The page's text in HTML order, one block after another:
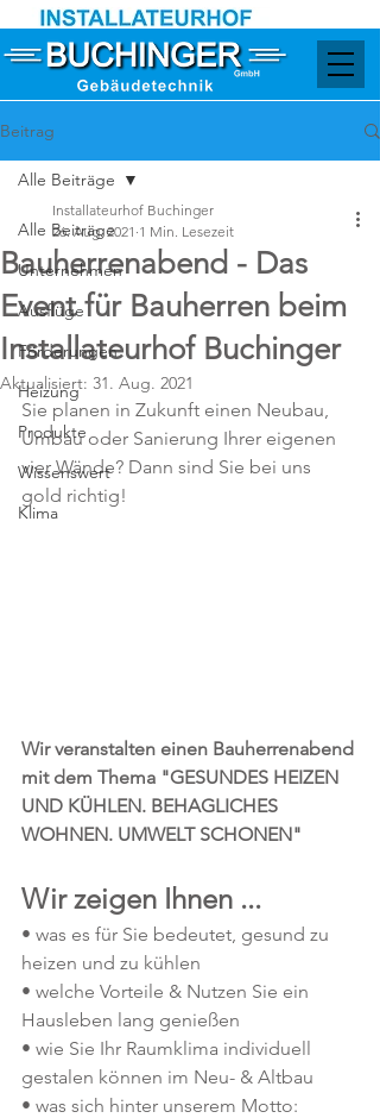
Beitrag
Alle Beiträge
Unternehmen
Ausflüge
Förderungen
Heizung
Produkte
Wissenswert
Klima
Alle Beiträge
Bauherrenabend - Das
Event für Bauherren beim
Installateurhof Buchinger
Installateurhof Buchinger
26. Aug. 2021 1 Min. Lesezeit
Aktualisiert: 31. Aug. 2021
Sie planen in Zukunft einen Neubau,
Umbau oder Sanierung Ihrer eigenen
vier Wände? Dann sind Sie bei uns
gold richtig!
Wir veranstalten einen Bauherrenabend
mit dem Thema "GESUNDES HEIZEN
UND KÜHLEN. BEHAGLICHES
WOHNEN. UMWELT SCHONEN"
Wir zeigen Ihnen ...
• was es für Sie bedeutet, gesund zu
heizen und zu kühlen
• welche Vorteile & Nutzen Sie ein
Hausleben lang genießen
• wie Sie Ihr Raumklima individuell
gestalen können im Neu- & Altbau
• was sich hinter unserem Motto: